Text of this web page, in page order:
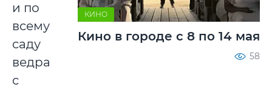
и по
всему
саду
ведра
с
КИНО
Кино в городе с 8 по 14 мая
58